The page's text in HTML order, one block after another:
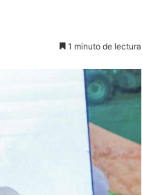
1 minuto de lectura